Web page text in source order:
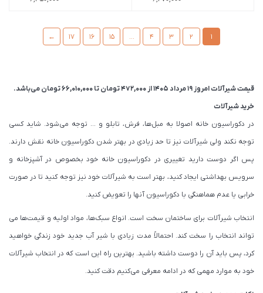
1
2
3
4
…
15
16
17
←
قیمت شیرآلات امروز 19 مرداد 1405 از 472,000تومانتا66,010,000تومانمی‌باشد.
خرید شیرآلات
در دکوراسیون خانه اصولا به مبل‌ها، فرش، تابلو و … توجه می‌شود. شاید کسی
توجه نکند ولی شیرآلات نیز تا حد زیادی در بهتر شدن دکوراسیون خانه نقش دارند.
پس اگر دوست دارید تغییری در دکوراسیون خانه خود بخصوص در آشپزخانه و
سرویس بهداشتی ایجاد کنید، بهتر است به شیرآلات خود نیز توجه کنید تا در صورت
خرابی یا عدم هماهنگی با دکوراسیون آنها را تعویض کنید.
انتخاب شیرآلات برای ساختمان سخت است. انواع سبک‌ها، مواد اولیه و قیمت‌ها می
تواند انتخاب را سخت کند. احتمالاً مدت زیادی با شیر آب جدید خود زندگی خواهید
کرد، پس باید آن را دوست داشته باشید. بهترین راه این است که در انتخاب شیرآلات
خود به موارد مهمی که در ادامه معرفی می‌کنیم دقت کنید.